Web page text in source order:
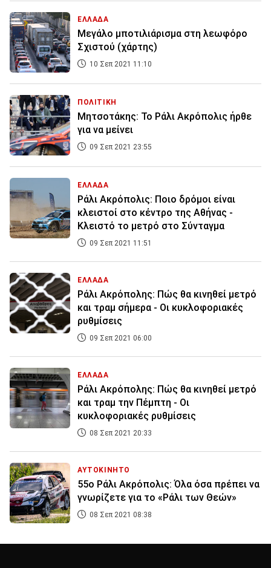
ΕΛΛΑΔΑ
Μεγάλο μποτιλιάρισμα στη λεωφόρο
Σχιστού (χάρτης)
10 Σεπ 2021 11:10
ΠΟΛΙΤΙΚΗ
Μητσοτάκης: Το Ράλι Ακρόπολις ήρθε
για να μείνει
09 Σεπ 2021 23:55
ΕΛΛΑΔΑ
Ράλι Ακρόπολις: Ποιο δρόμοι είναι
κλειστοί στο κέντρο της Αθήνας -
Κλειστό το μετρό στο Σύνταγμα
09 Σεπ 2021 11:51
ΕΛΛΑΔΑ
Ράλι Ακρόπολης: Πώς θα κινηθεί μετρό
και τραμ σήμερα - Οι κυκλοφοριακές
ρυθμίσεις
09 Σεπ 2021 06:00
ΕΛΛΑΔΑ
Ράλι Ακρόπολης: Πώς θα κινηθεί μετρό
και τραμ την Πέμπτη - Οι
κυκλοφοριακές ρυθμίσεις
08 Σεπ 2021 20:33
ΑΥΤΟΚΙΝΗΤΟ
55ο Ράλι Ακρόπολις: Όλα όσα πρέπει να
γνωρίζετε για το «Ράλι των Θεών»
08 Σεπ 2021 08:38